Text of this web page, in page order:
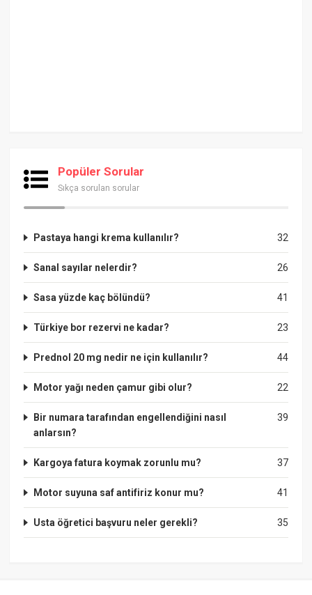
Popüler Sorular
Sıkça sorulan sorular
32
Pastaya hangi krema kullanılır?
26
Sanal sayılar nelerdir?
41
Sasa yüzde kaç bölündü?
23
Türkiye bor rezervi ne kadar?
44
Prednol 20 mg nedir ne için kullanılır?
22
Motor yağı neden çamur gibi olur?
39
Bir numara tarafından engellendiğini nasıl
anlarsın?
37
Kargoya fatura koymak zorunlu mu?
41
Motor suyuna saf antifiriz konur mu?
35
Usta öğretici başvuru neler gerekli?